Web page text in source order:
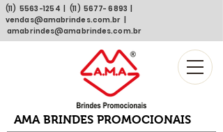
(11) 5563 -1254 | (11) 5677- 6893
vendas@amabrindes.com.br
amabrindes@amabrindes.com.br
AMA BRINDES PROMOCIONAIS